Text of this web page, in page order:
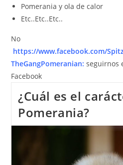
Pomerania y ola de calor
Etc..Etc..Etc..
No
https://www.facebook.com/
TheGangPomeranian: seguirnos
Facebook
¿Cuál es el
Pomerania?